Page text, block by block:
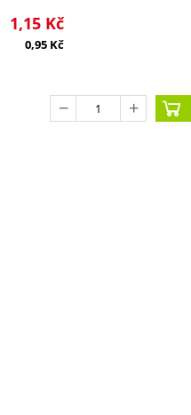
1,15 Kč
0,95 Kč